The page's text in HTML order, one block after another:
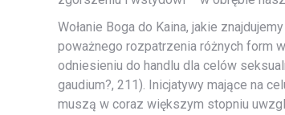
Wołanie Boga do Kaina, jakie
poważnego rozpatrzenia różnych form
odniesieniu do handlu dla celów
gaudium?, 211). Inicjatywy mające na
muszą w coraz większym stopniu